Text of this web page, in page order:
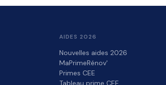
AIDES 2026
Nouvelles aides 2026
MaPrimeRénov'
Primes CEE
Tableau prime CEE